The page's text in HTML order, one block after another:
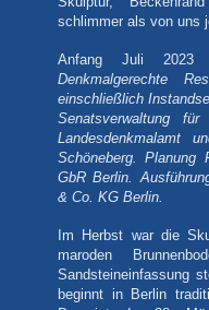
schlimmer als von uns
Anfang Juli
Denkmalgerechte
einschließlich
Senatsverwaltung
Landesdenkmalamt
Schöneberg. Planung
GbR Berlin.
& Co. KG Berlin.
Im Herbst war die
maroden
Sandsteineinfassung
beginnt in Berlin